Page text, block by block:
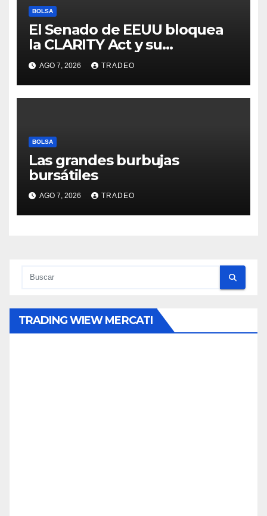
BOLSA
El Senado de EEUU bloquea
la CLARITY Act y su
aprobación en 2026 peligra
AGO 7, 2026 TRADEO
BOLSA
Las grandes burbujas
bursátiles
AGO 7, 2026 TRADEO
TRADING WIEW MERCATI